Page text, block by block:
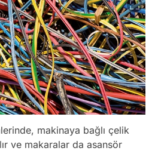
makinaya bağlı çelik
ve makaralar da asansör